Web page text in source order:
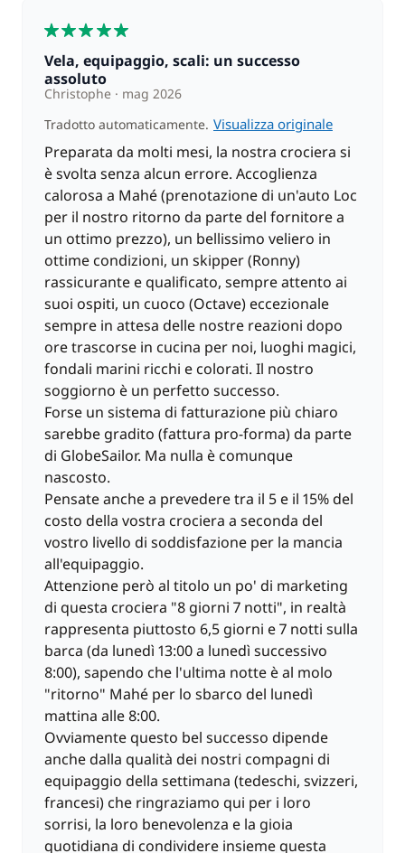
Vela, equipaggio, scali: un successo
assoluto
Christophe
mag 2026
Tradotto automaticamente. Visualizza originale
Preparata da molti mesi, la nostra crociera si
è svolta senza alcun errore. Accoglienza
calorosa a Mahé (prenotazione di un'auto Loc
per il nostro ritorno da parte del fornitore a
un ottimo prezzo), un bellissimo veliero in
ottime condizioni, un skipper (Ronny)
rassicurante e qualificato, sempre attento ai
suoi ospiti, un cuoco (Octave) eccezionale
sempre in attesa delle nostre reazioni dopo
ore trascorse in cucina per noi, luoghi magici,
fondali marini ricchi e colorati. Il nostro
soggiorno è un perfetto successo.
Forse un sistema di fatturazione più chiaro
sarebbe gradito (fattura pro-forma) da parte
di GlobeSailor. Ma nulla è comunque
nascosto.
Pensate anche a prevedere tra il 5 e il 15% del
costo della vostra crociera a seconda del
vostro livello di soddisfazione per la mancia
all'equipaggio.
Attenzione però al titolo un po' di marketing
di questa crociera "8 giorni 7 notti", in realtà
rappresenta piuttosto 6,5 giorni e 7 notti sulla
barca (da lunedì 13:00 a lunedì successivo
8:00), sapendo che l'ultima notte è al molo
"ritorno" Mahé per lo sbarco del lunedì
mattina alle 8:00.
Ovviamente questo bel successo dipende
anche dalla qualità dei nostri compagni di
equipaggio della settimana (tedeschi, svizzeri,
francesi) che ringraziamo qui per i loro
sorrisi, la loro benevolenza e la gioia
quotidiana di condividere insieme questa